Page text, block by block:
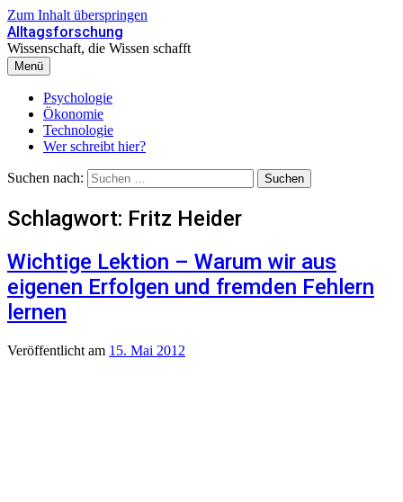
Zum Inhalt überspringen
Alltagsforschung
Wissenschaft, die Wissen schafft
Menü
Psychologie
Ökonomie
Technologie
Wer schreibt hier?
Suchen nach:
Schlagwort: Fritz Heider
Wichtige Lektion – Warum wir aus
eigenen Erfolgen und fremden Fehlern
lernen
Veröffentlicht am 15. Mai 2012